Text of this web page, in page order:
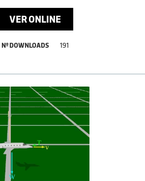
VER ONLINE
Nº DOWNLOADS 191